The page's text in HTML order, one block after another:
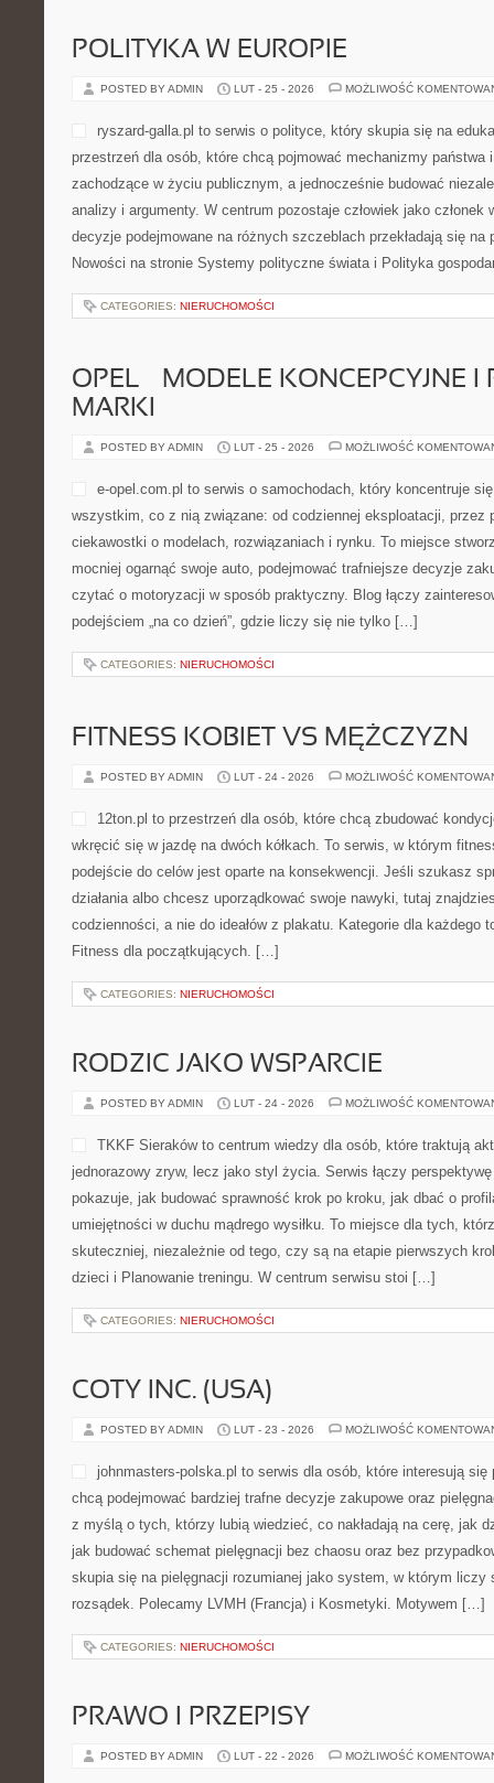
POLITYKA W EUROPIE
POSTED BY ADMIN LUT - 25 - 2026 MOŻLIWOŚĆ
ryszard-galla.pl to serwis o polityce, który skupia się na
przestrzeń dla osób, które chcą pojmować mechanizmy państwa
zachodzące w życiu publicznym, a jednocześnie budować
analizy i argumenty. W centrum pozostaje człowiek jako
decyzje podejmowane na różnych szczeblach przekładają się
Nowości na stronie Systemy polityczne świata i Polityka
CATEGORIES: NIERUCHOMOŚCI
OPEL – MODELE KONCEPCYJNE I
MARKI
POSTED BY ADMIN LUT - 25 - 2026 MOŻLIWOŚĆ
e-opel.com.pl to serwis o samochodach, który koncentruje
wszystkim, co z nią związane: od codziennej eksploatacji, przez
ciekawostki o modelach, rozwiązaniach i rynku. To miejsce
mocniej ogarnąć swoje auto, podejmować trafniejsze decyzje
czytać o motoryzacji w sposób praktyczny. Blog łączy
podejściem „na co dzień”, gdzie liczy się nie tylko […]
CATEGORIES: NIERUCHOMOŚCI
FITNESS KOBIET VS MĘŻCZYZN
POSTED BY ADMIN LUT - 24 - 2026 MOŻLIWOŚĆ
12ton.pl to przestrzeń dla osób, które chcą zbudować
wkręcić się w jazdę na dwóch kółkach. To serwis, w którym
podejście do celów jest oparte na konsekwencji. Jeśli szukasz
działania albo chcesz uporządkować swoje nawyki, tutaj
codzienności, a nie do ideałów z plakatu. Kategorie dla każdego
Fitness dla początkujących. […]
CATEGORIES: NIERUCHOMOŚCI
RODZIC JAKO WSPARCIE
POSTED BY ADMIN LUT - 24 - 2026 MOŻLIWOŚĆ
TKKF Sieraków to centrum wiedzy dla osób, które traktują
jednorazowy zryw, lecz jako styl życia. Serwis łączy
pokazuje, jak budować sprawność krok po kroku, jak dbać o
umiejętności w duchu mądrego wysiłku. To miejsce dla tych,
skuteczniej, niezależnie od tego, czy są na etapie pierwszych
dzieci i Planowanie treningu. W centrum serwisu stoi […]
CATEGORIES: NIERUCHOMOŚCI
COTY INC. (USA)
POSTED BY ADMIN LUT - 23 - 2026 MOŻLIWOŚĆ
johnmasters-polska.pl to serwis dla osób, które interesują
chcą podejmować bardziej trafne decyzje zakupowe oraz
z myślą o tych, którzy lubią wiedzieć, co nakładają na cerę, jak
jak budować schemat pielęgnacji bez chaosu oraz bez
skupia się na pielęgnacji rozumianej jako system, w którym liczy
rozsądek. Polecamy LVMH (Francja) i Kosmetyki. Motywem […]
CATEGORIES: NIERUCHOMOŚCI
PRAWO I PRZEPISY
POSTED BY ADMIN LUT - 22 - 2026 MOŻLIWOŚĆ